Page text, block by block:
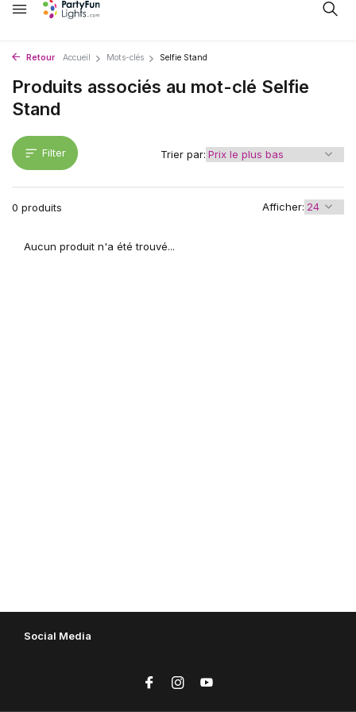
Retour Accueil Mots-clés Selfie Stand
Produits associés au mot-clé Selfie
Stand
Filter
0 produits Afficher:
Trier par:
Aucun produit n'a été trouvé...
Social Media